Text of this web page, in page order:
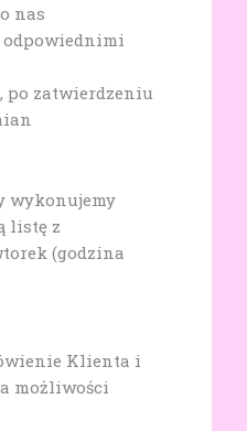
nas
odpowiednimi
po zatwierdzeniu
wykonujemy
listę z
(godzina
Klienta i
możliwości